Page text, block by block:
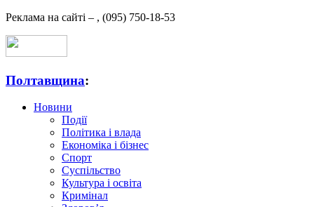
Реклама на сайті – , (095) 750-18-53
Полтавщина:
Новини
Події
Політика і влада
Економіка і бізнес
Спорт
Суспільство
Культура і освіта
Кримінал